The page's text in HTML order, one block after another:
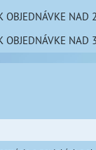
OBJEDNÁVKE NAD
OBJEDNÁVKE NAD